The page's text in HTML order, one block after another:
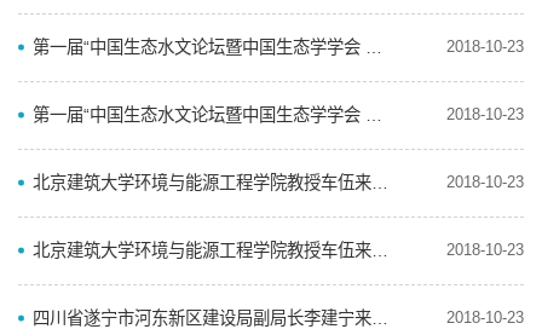
2018-10-23
2018-10-23
2018-10-23
2018-10-23
2018-10-23